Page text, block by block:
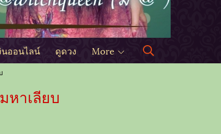
นออนไลน์ ดูดวง More
หาเลียบ